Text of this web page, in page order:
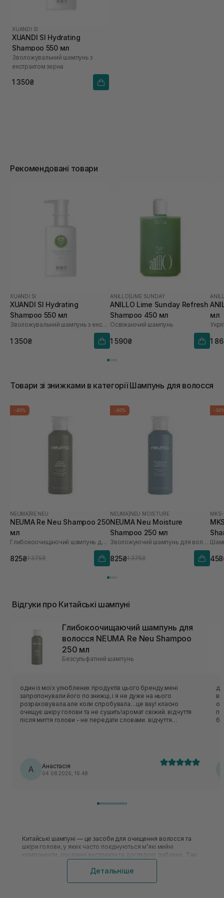
XUANDI SI
XUANDI SI Hydrating
Shampoo 550 мл
Зволожувальний шампунь з
екстрактом зерна
1 350₴
Рекомендовані товари
XUANDI SI
XUANDI SI Hydrating
Shampoo 550 мл
Зволожувальний шампунь з екстрактом зерна
1 350₴
ANILLO LIME SUNDAY
ANILLO Lime Sunday Refresh
Shampoo 450 мл
Освіжаючий шампунь
1 590₴
мл
1
Товари зі знижками в категорії Шампунь для волосся
-40%
NEUMA RE NEU
NEUMA Re Neu Shampoo 250
мл
Глибокоочищаючий шампунь для волосся
825₴1 375₴
-40%
NEUMA NEU MOISTURE
NEUMA Neu Moisture
Shampoo 250 мл
Зволожуючий шампунь для волосся
825₴1 375₴
-
Відгуки про Китайські шампуні
Глибокоочищаючий шампунь для
волосся NEUMA Re Neu Shampoo
250 мл
Безсульфатний шампунь
один із моїх улюблених продуктів цього бренду.мені
запропонували його по знижці, і я не дуже на нього
розраховувала.але коли спробувала…це вау! класно
очищує шкіру голови та не сушить!аромат свіжий. відчуття
після миття голови - не передати словами. відчуття
А Анастасія
04.08.2026, 16:48
Китайські шампуні — це засоби для очищення волосся та
шкіри голови, у яких часто поєднуються м’які мийні
компоненти, рослинні екстракти та доглядові добавки. Такі
продукти вибирають не лише за країною виробництва, а й за
типом шкіри голови, станом довжини та потрібним ефектом.
Детальніше